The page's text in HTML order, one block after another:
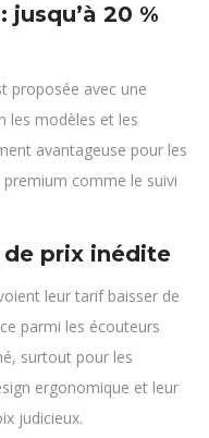
jusqu’à 20 %
proposée avec une
les modèles et les
avantageuse pour les
comme le suivi
de prix inédite
leur tarif baisser de
parmi les écouteurs
surtout pour les
ergonomique et leur
judicieux.